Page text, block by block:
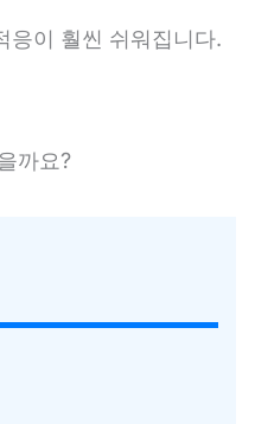
응이 훨씬 쉬워집니다.
까요?